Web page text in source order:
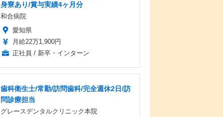
身寮あり/賞与実績4ヶ月分
和合病院
愛知県
月給22万1,900円
正社員 / 新卒・インターン
歯科衛生士/常勤/訪問歯科/完全週休2日/訪
問診療担当
グレースデンタルクリニック本院